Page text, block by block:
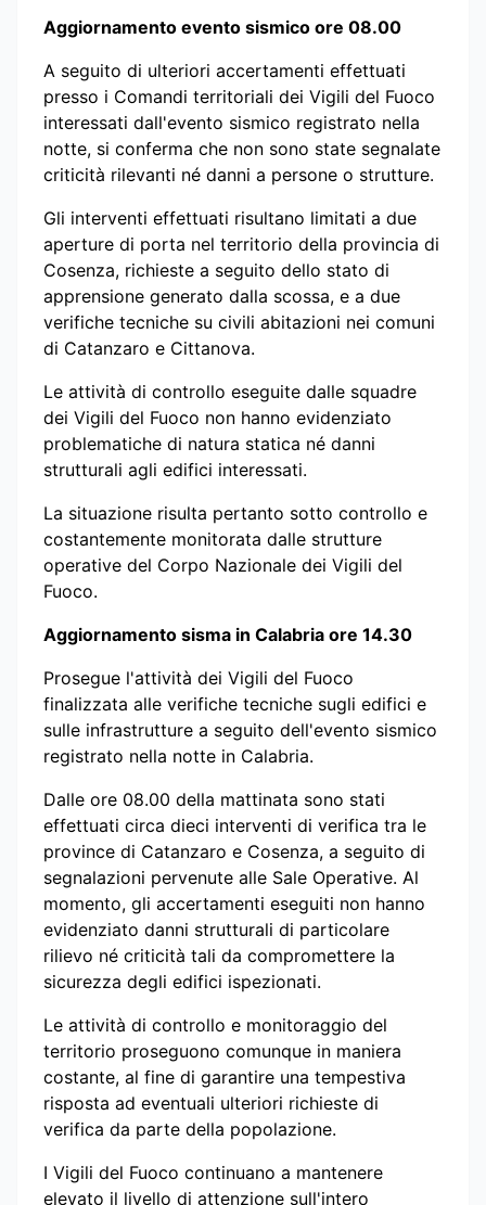
Aggiornamento evento sismico ore 08.00
A seguito di ulteriori accertamenti effettuati
presso i Comandi territoriali dei Vigili del Fuoco
interessati dall'evento sismico registrato nella
notte, si conferma che non sono state segnalate
criticità rilevanti né danni a persone o strutture.
Gli interventi effettuati risultano limitati a due
aperture di porta nel territorio della provincia di
Cosenza, richieste a seguito dello stato di
apprensione generato dalla scossa, e a due
verifiche tecniche su civili abitazioni nei comuni
di Catanzaro e Cittanova.
Le attività di controllo eseguite dalle squadre
dei Vigili del Fuoco non hanno evidenziato
problematiche di natura statica né danni
strutturali agli edifici interessati.
La situazione risulta pertanto sotto controllo e
costantemente monitorata dalle strutture
operative del Corpo Nazionale dei Vigili del
Fuoco.
Aggiornamento sisma in Calabria ore 14.30
Prosegue l'attività dei Vigili del Fuoco
finalizzata alle verifiche tecniche sugli edifici e
sulle infrastrutture a seguito dell'evento sismico
registrato nella notte in Calabria.
Dalle ore 08.00 della mattinata sono stati
effettuati circa dieci interventi di verifica tra le
province di Catanzaro e Cosenza, a seguito di
segnalazioni pervenute alle Sale Operative. Al
momento, gli accertamenti eseguiti non hanno
evidenziato danni strutturali di particolare
rilievo né criticità tali da compromettere la
sicurezza degli edifici ispezionati.
Le attività di controllo e monitoraggio del
territorio proseguono comunque in maniera
costante, al fine di garantire una tempestiva
risposta ad eventuali ulteriori richieste di
verifica da parte della popolazione.
I Vigili del Fuoco continuano a mantenere
elevato il livello di attenzione sull'intero